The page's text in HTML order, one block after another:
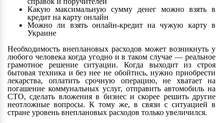
Какую максимальную сумму денег можно взять в
кредит на карту онлайн
Можно ли взять онлайн-кредит на чужую карту в
Украине
Необходимость внеплановых расходов может возникнуть у
любого человека когда угодно и в таком случае — реальное
грамотное решение ситуации. Когда выходит из строя
бытовая техника и без нее не обойтись, нужно приобрести
лекарства, оплатить срочную операцию, не хватает на
погашение коммунальных услуг, отправить автомобиль на
СТО, сделать вложения в бизнес и скорее решить другие
неотложные вопросы. К тому же, в связи с ситуацией в
стране уровень внеплановых расходов только увеличился.